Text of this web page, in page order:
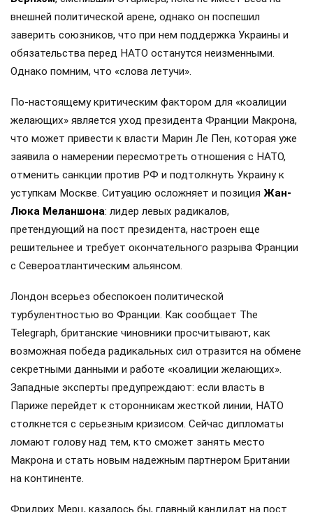
внешней политической арене, однако он поспешил
заверить союзников, что при нем поддержка Украины и
обязательства перед НАТО останутся неизменными.
Однако помним, что «слова летучи».
По-настоящему критическим фактором для «коалиции
желающих» является уход президента Франции Макрона,
что может привести к власти Марин Ле Пен, которая уже
заявила о намерении пересмотреть отношения с НАТО,
отменить санкции против РФ и подтолкнуть Украину к
уступкам Москве. Ситуацию осложняет и позиция Жан-
Люка Меланшона: лидер левых радикалов,
претендующий на пост президента, настроен еще
решительнее и требует окончательного разрыва Франции
с Североатлантическим альянсом.
Лондон всерьез обеспокоен политической
турбулентностью во Франции. Как сообщает The
Telegraph, британские чиновники просчитывают, как
возможная победа радикальных сил отразится на обмене
секретными данными и работе «коалиции желающих».
Западные эксперты предупреждают: если власть в
Париже перейдет к сторонникам жесткой линии, НАТО
столкнется с серьезным кризисом. Сейчас дипломаты
ломают голову над тем, кто сможет занять место
Макрона и стать новым надежным партнером Британии
на континенте.
Фридрих Мерц, казалось бы, главный кандидат на пост